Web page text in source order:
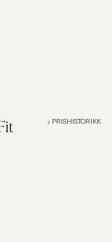
PRISHISTORIKK